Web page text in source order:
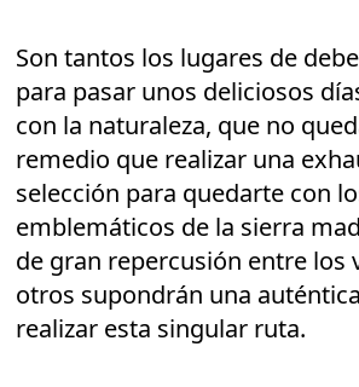
Son tantos los lugares de
para pasar unos deliciosos
con la naturaleza, que no
remedio que realizar una
selección para quedarte con
emblemáticos de la sierra
de gran repercusión entre los
otros supondrán una
realizar esta singular ruta.